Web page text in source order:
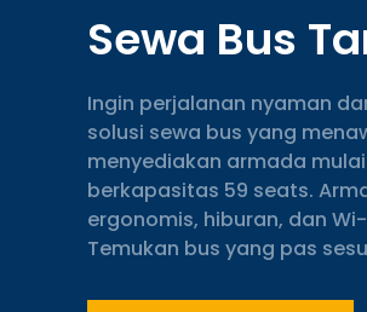
Sewa Bus
Ingin perjalanan nyaman
solusi sewa bus yang
menyediakan armada mulai
berkapasitas 59 seats.
ergonomis, hiburan, dan
Temukan bus yang pas